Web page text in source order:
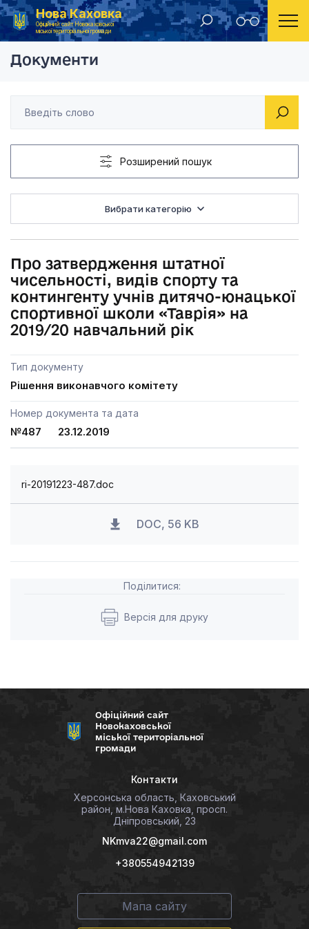
Нова Каховка
Офіційний сайт Новокаховської
міської територіальної громади
Головна Рішення виконавчого комітету Новокаховської міської ради 2019 року Про затвердження
Документи
Розширений пошук
Вибрати категорію
Про затвердження штатної
чисельності, видів спорту та
контингенту учнів дитячо-юнацької
спортивної школи «Таврія» на
2019/20 навчальний рік
Тип документу
Рішення виконавчого комітету
Номер документа та дата
№487 23.12.2019
ri-20191223-487.doc
DOC, 56 KB
Поділитися:
Версія для друку
Офіційний сайт
Новокаховської
міської територіальної
громади
Контакти
Херсонська область, Каховський
район, м.Нова Каховка, просп.
Дніпровський, 23
NKmva22@gmail.com
+380554942139
Мапа сайту